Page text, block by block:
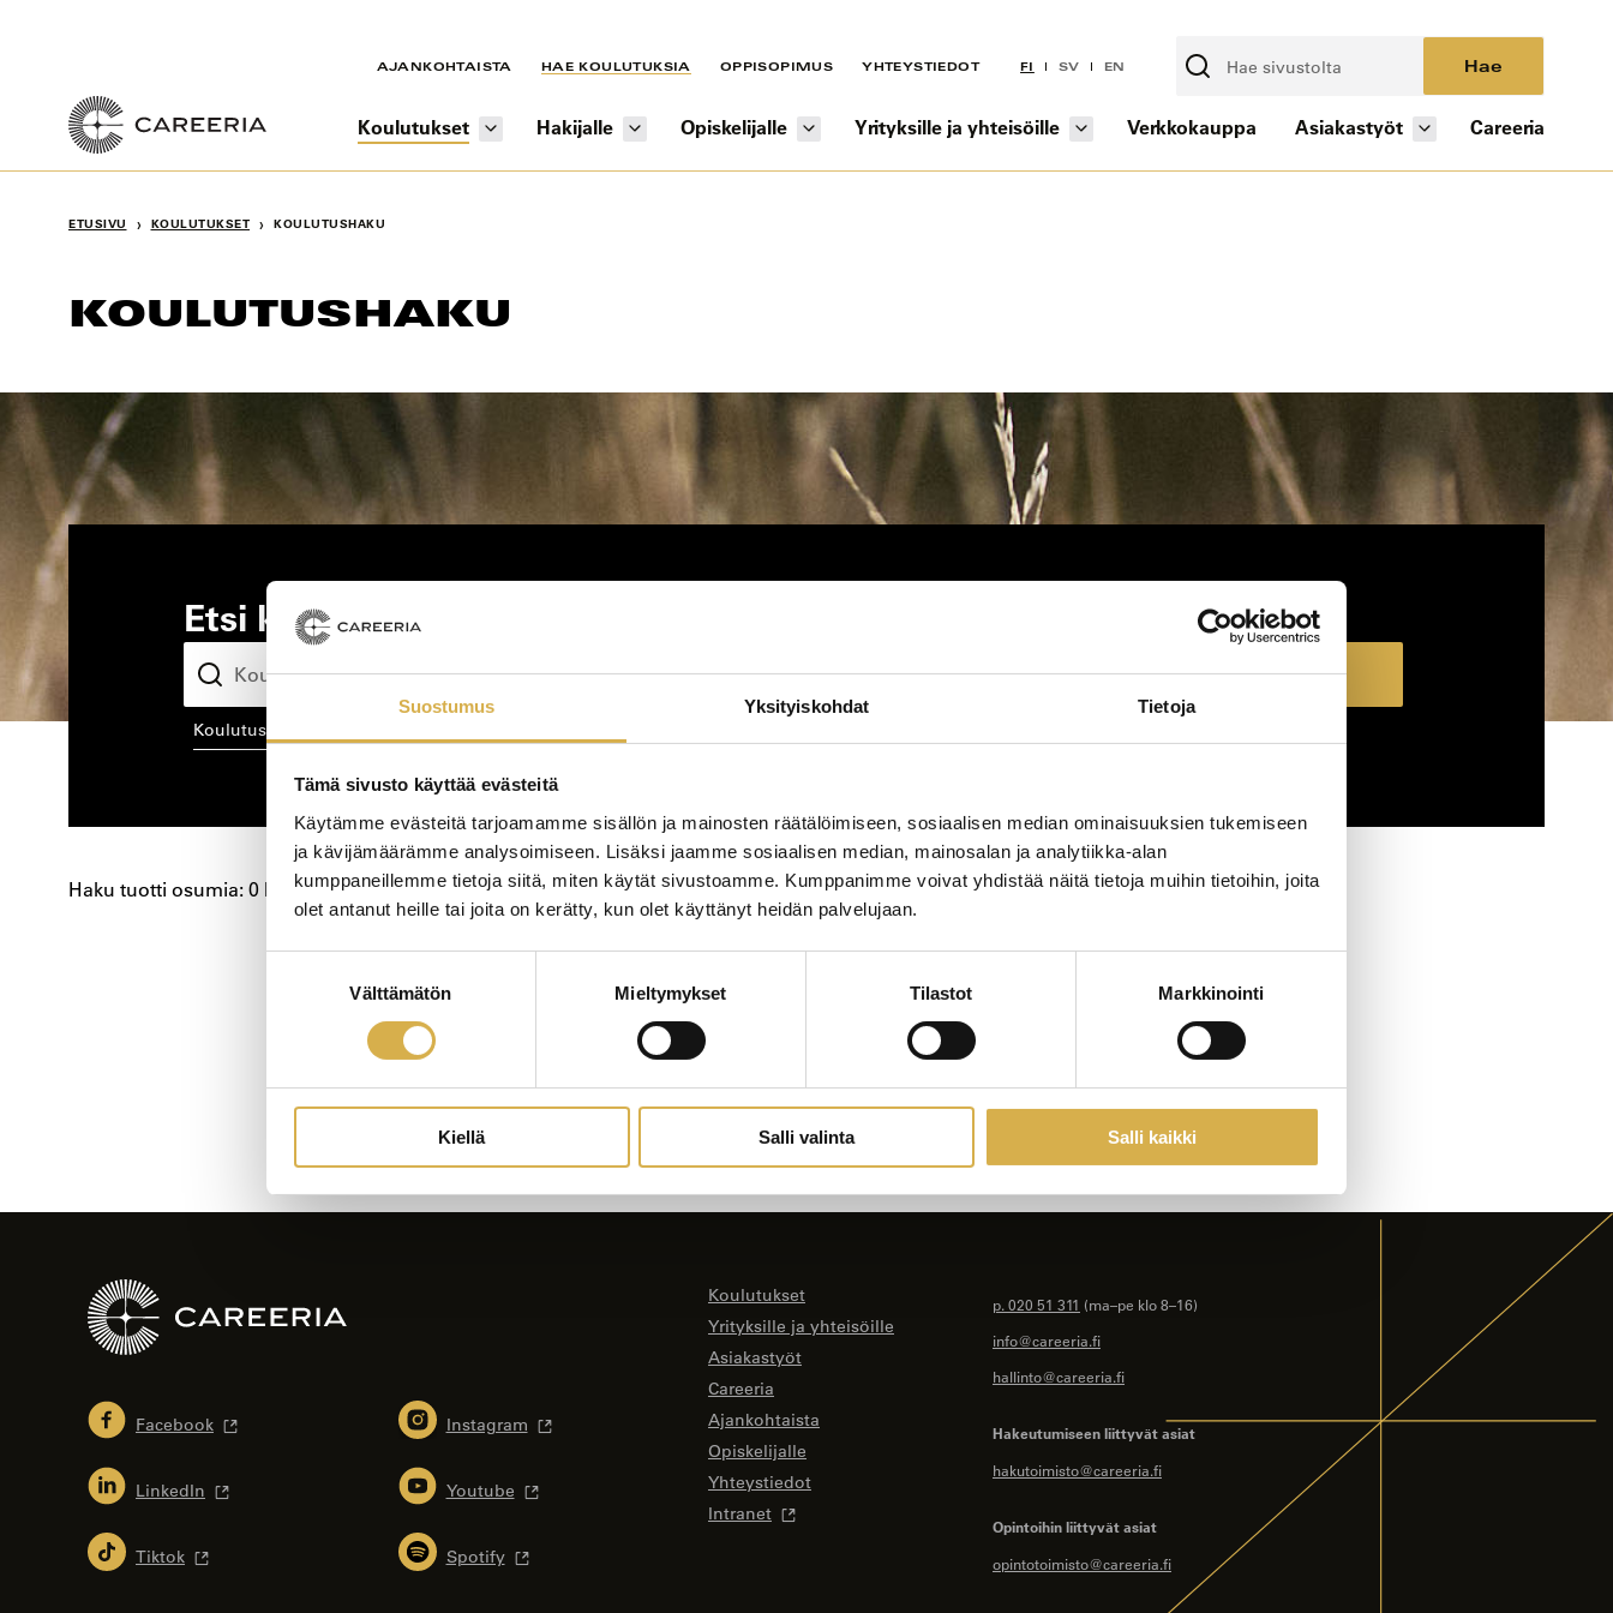
Suostumus Yksityiskohdat Tietoja
Tämä sivusto käyttää evästeitä
Käytämme evästeitä tarjoamamme sisällön ja mainosten räätälöimiseen, sosiaalisen median ominaisuuksien tukemiseen
ja kävijämäärämme analysoimiseen. Lisäksi jaamme sosiaalisen median, mainosalan ja analytiikka-alan
kumppaneillemme tietoja siitä, miten käytät sivustoamme. Kumppanimme voivat yhdistää näitä tietoja muihin tietoihin, joita
olet antanut heille tai joita on kerätty, kun olet käyttänyt heidän palvelujaan.
Välttämätön Mieltymykset Tilastot Markkinointi
Kiellä Salli valinta Salli kaikki
AJANKOHTAISTA HAE KOULUTUKSIA OPPISOPIMUS YHTEYSTIEDOT FI SV EN Hae
Koulutukset Hakijalle Opiskelijalle Yrityksille ja yhteisöille Verkkokauppa Asiakastyöt Careeria
ETUSIVU › KOULUTUKSET › KOULUTUSHAKU
KOULUTUSHAKU
Etsi kiinnostava koulutus
koulutusala koulutuspaikka
Näytä koulutukset
Haku tuotti osumia: 0 kpl
Facebook Instagram
LinkedIn Youtube
Tiktok Spotify
Koulutukset
Yrityksille ja yhteisöille
Asiakastyöt
Careeria
Ajankohtaista
Opiskelijalle
Yhteystiedot
Intranet
p. 020 51 311 (ma–pe klo 8–16)
info@careeria.fi
hallinto@careeria.fi
Hakeutumiseen liittyvät asiat
hakutoimisto@careeria.fi
Opintoihin liittyvät asiat
opintotoimisto@careeria.fi